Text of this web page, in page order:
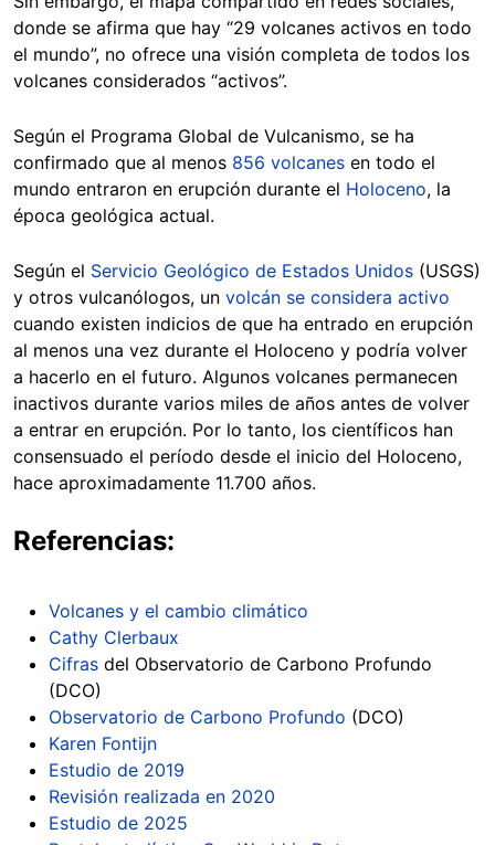
donde se afirma que hay “29 volcanes activos en todo
el mundo”, no ofrece una visión completa de todos los
volcanes considerados “activos”.
Según el Programa Global de Vulcanismo, se ha
confirmado que al menos 856 volcanes en todo el
mundo entraron en erupción durante el Holoceno, la
época geológica actual.
Según el Servicio Geológico de Estados Unidos (USGS)
y otros vulcanólogos, un volcán se considera activo
cuando existen indicios de que ha entrado en erupción
al menos una vez durante el Holoceno y podría volver
a hacerlo en el futuro. Algunos volcanes permanecen
inactivos durante varios miles de años antes de volver
a entrar en erupción. Por lo tanto, los científicos han
consensuado el período desde el inicio del Holoceno,
hace aproximadamente 11.700 años.
Referencias:
Volcanes y el cambio climático
Cathy Clerbaux
Cifras del Observatorio de Carbono Profundo
(DCO)
Observatorio de Carbono Profundo (DCO)
Karen Fontijn
Estudio de 2019
Revisión realizada en 2020
Estudio de 2025